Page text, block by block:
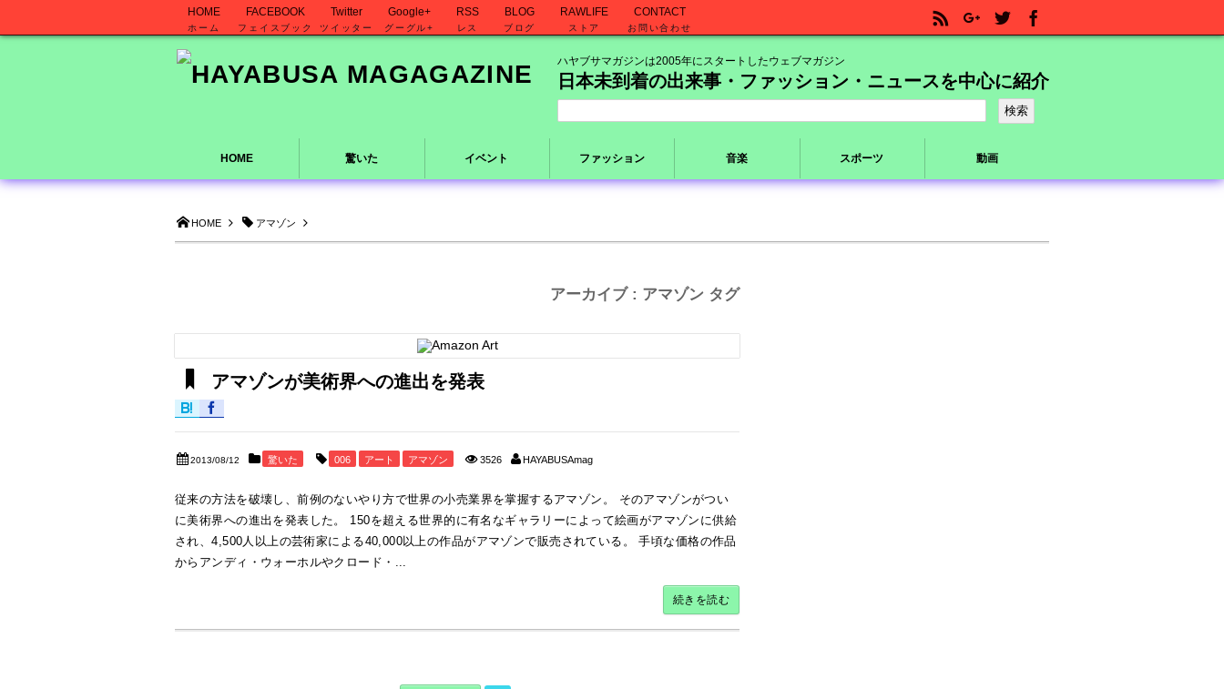
HOME アマゾン
アーカイブ : アマゾン タグ
アマゾンが美術界への進出を発表
2013/08/12 驚いた 006 アート アマゾン 3526 HAYABUSAmag
従来の方法を破壊し、前例のないやり方で世界の小売業界を掌握するアマゾン。 そのアマゾンがつい
に美術界への進出を発表した。 150を超える世界的に有名なギャラリーによって絵画がアマゾンに供給
され、4,500人以上の芸術家による40,000以上の作品がアマゾンで販売されている。 手頃な価格の作品
からアンディ・ウォーホルやクロード・...
続きを読む
HOME
ホーム
FACEBOOK
フェイスブック
Twitter
ツイッター
Google+
グーグル+
RSS
レス
BLOG
ブログ
RAWLIFE
ストア
CONTACT
お問い合わせ
HOME 驚いた イベント ファッション 音楽 スポーツ 動画
ハヤブサマガジンは2005年にスタートしたウェブマガジン
日本未到着の出来事・ファッション・ニュースを中心に紹介